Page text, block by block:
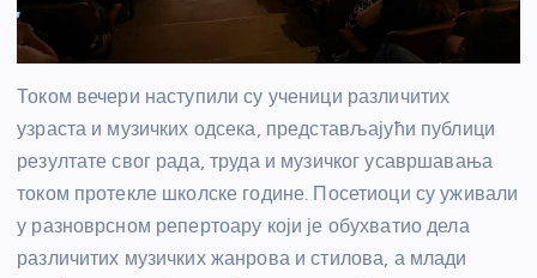
Током вечери наступили су ученици различитих
узраста и музичких одсека, представљајући публици
резултате свог рада, труда и музичког усавршавања
током протекле школске године. Посетиоци су уживали
у разноврсном репертоару који је обухватио дела
различитих музичких жанрова и стилова, а млади